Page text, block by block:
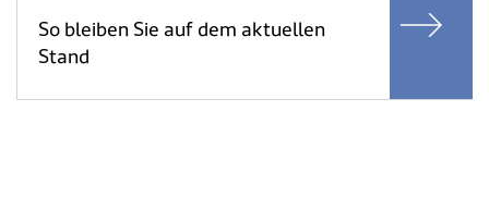
So bleiben Sie auf dem aktuellen
Stand